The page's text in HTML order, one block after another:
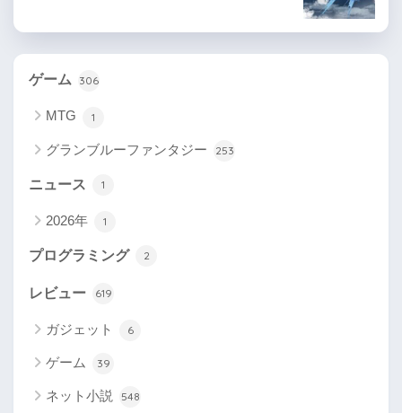
ゲーム 306
MTG 1
グランブルーファンタジー 253
ニュース 1
2026年 1
プログラミング 2
レビュー 619
ガジェット 6
ゲーム 39
ネット小説 548